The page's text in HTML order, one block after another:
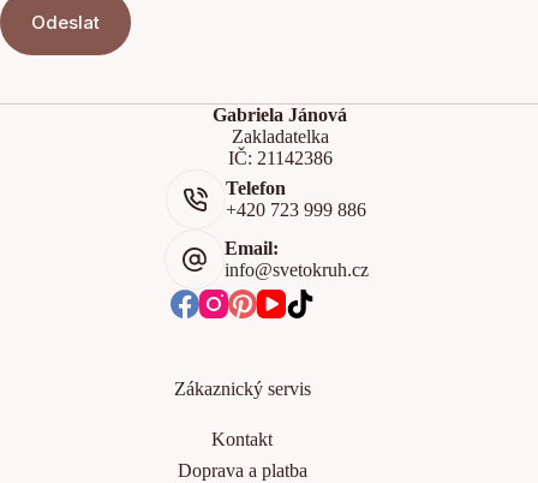
Odeslat
Gabriela Jánová
Zakladatelka
IČ: 21142386
Telefon
+420 723 999 886
Email:
info@svetokruh.cz
Zákaznický servis
Kontakt
Doprava a platba